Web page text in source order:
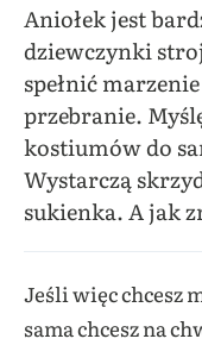
Aniołek jest
dziewczynki
spełnić
przebranie.
kostiumów do
Wystarczą
sukienka. A jak
Jeśli więc chcesz
sama chcesz na